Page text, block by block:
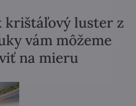
krištáľový luster z
vám môžeme
na mieru